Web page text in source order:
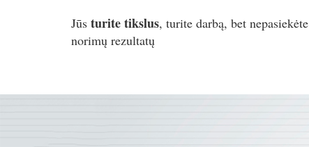
Jūs turite tikslus, turite darbą, bet nepasiekėte
norimų rezultatų